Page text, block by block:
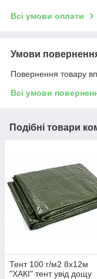
Всі умови оплати
Умови
Повернення товару
Всі умови
Подібні товари
Тент 100 г/м2 8х12м
"ХАКІ" тент увід дощу